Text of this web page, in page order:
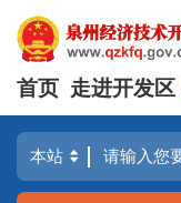
首页 走进开发区